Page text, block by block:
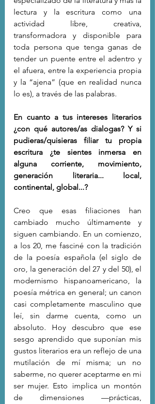
lectura y la escritura como una
actividad libre, creativa,
transformadora y disponible para
toda persona que tenga ganas de
tender un puente entre el adentro y
el afuera, entre la experiencia propia
y la “ajena” (que en realidad nunca
lo es), a través de las palabras.
En cuanto a tus intereses literarios
¿con qué autores/as dialogas? Y si
pudieras/quisieras filiar tu propia
escritura ¿te sientes inmersa en
alguna corriente, movimiento,
generación literaria... local,
continental, global...?
Creo que esas filiaciones han
cambiado mucho últimamente y
siguen cambiando. En un comienzo,
a los 20, me fasciné con la tradición
de la poesía española (el siglo de
oro, la generación del 27 y del 50), el
modernismo hispanoamericano, la
poesía métrica en general; un canon
casi completamente masculino que
leí, sin darme cuenta, como un
absoluto. Hoy descubro que ese
sesgo aprendido que suponían mis
gustos literarios era un reflejo de una
mutilación de mí misma; un no
saberme, no querer aceptarme en mi
ser mujer. Esto implica un montón
de dimensiones —prácticas,